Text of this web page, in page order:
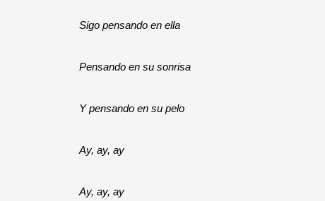
Sigo pensando en ella
Pensando en su sonrisa
Y pensando en su pelo
Ay, ay, ay
Ay, ay, ay